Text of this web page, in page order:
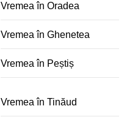
Vremea în Oradea
Vremea în Ghenetea
Vremea în Peștiș
Vremea în Tinăud